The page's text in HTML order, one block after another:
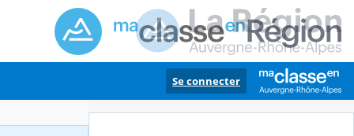
Se connecter